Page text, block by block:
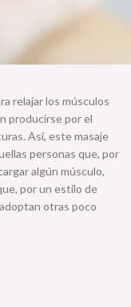
relajar los músculos
producirse por el
Así, este masaje
personas que, por
algún músculo,
por un estilo de
otras poco